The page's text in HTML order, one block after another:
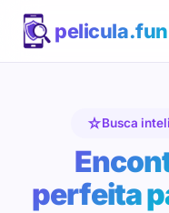
pelicula.fun
Busca
perfeita